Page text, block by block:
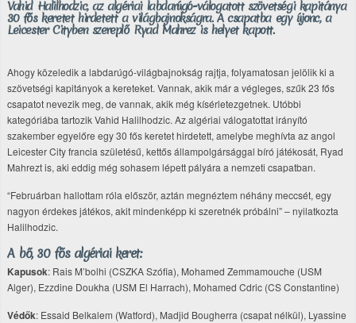
Vahid Halilhodzic, az algériai labdarúgó-válogatott szövetségi kapitánya
30 fős keretet hirdetett a világbajnokságra. A csapatba egy újonc, a
Leicester Cityben szereplő Ryad Mahrez is helyet kapott.
Ahogy közeledik a labdarúgó-világbajnokság rajtja, folyamatosan jelölik ki a
szövetségi kapitányok a kereteket. Vannak, akik már a végleges, szűk 23 fős
csapatot nevezik meg, de vannak, akik még kísérletezgetnek. Utóbbi
kategóriába tartozik Vahid Halilhodzic. Az algériai válogatottat irányító
szakember egyelőre egy 30 fős keretet hirdetett, amelybe meghívta az angol
Leicester City francia születésű, kettős állampolgársággal bíró játékosát, Ryad
Mahrezt is, aki eddig még sohasem lépett pályára a nemzeti csapatban.
“Februárban hallottam róla először, aztán megnéztem néhány meccsét, egy
nagyon érdekes játékos, akit mindenképp ki szeretnék próbálni” – nyilatkozta
Halilhodzic.
A bő, 30 fős algériai keret:
Kapusok: Rais M’bolhi (CSZKA Szófia), Mohamed Zemmamouche (USM
Alger), Ezzdine Doukha (USM El Harrach), Mohamed Cdric (CS Constantine)
Védők: Essaid Belkalem (Watford), Madjid Bougherra (csapat nélkül), Lyassine